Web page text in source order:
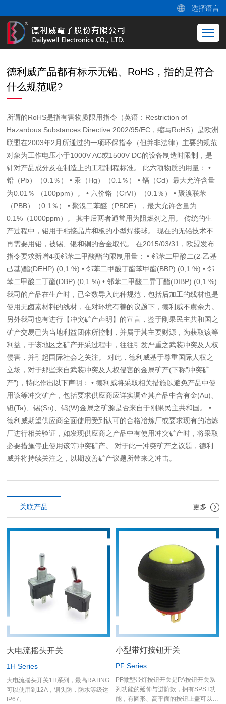
选择语言
德利威产品都有标示无铅、RoHS，指的是符合
什么规范呢?
所谓的RoHS是指有害物质限用指令（英语：Restriction of
Hazardous Substances Directive 2002/95/EC，缩写RoHS）是欧洲
联盟在2003年2月所通过的一项环保指令（但并非法律）主要的规范
对象为工作电压小于1000V AC或1500V DC的设备制造时限制，是
针对产品成分及在制造上的工程制程标准。 此六项物质的用量： •
铅（Pb）（0.1％） • 汞（Hg）（0.1％） • 镉（Cd）最大允许含量
为0.01％ （100ppm）。 • 六价铬（CrVI）（0.1％） • 聚溴联苯
（PBB）（0.1％） • 聚溴二苯醚（PBDE），最大允许含量为
0.1%（1000ppm）。 其中后两者通常用为阻燃剂之用。 传统的生
产过程中，铅用于粘接晶片和板的小型焊接球。 现在的无铅技术不
再需要用铅，被锡、银和铜的合金取代。 在2015/03/31，欧盟发布
指令要求新增4项邻苯二甲酸酯的限制用量： • 邻苯二甲酸二(2-乙基
己基)酯(DEHP) (0,1 %) • 邻苯二甲酸丁酯苯甲酯(BBP) (0,1 %) • 邻
苯二甲酸二丁酯(DBP) (0,1 %) • 邻苯二甲酸二异丁酯(DIBP) (0,1 %)
我司的产品在生产时，已全数导入此种规范，包括后加工的线材也是
使用无卤素材料的线材，在对环境有善的议题下，德利威不虞余力。
另外我司也有进行【冲突矿产声明】的宣言，鉴于刚果民主共和国之
矿产交易已为当地利益团体所控制，并属于其主要财源，为获取该等
利益，于该地区之矿产开采过程中，往往引发严重之武装冲突及人权
侵害，并引起国际社会之关注。 对此，德利威基于尊重国际人权之
立场，对于那些来自武装冲突及人权侵害的金属矿产(下称”冲突矿
产”)，特此作出以下声明： • 德利威将采取相关措施以避免产品中使
用该等冲突矿产，包括要求供应商应详实调查其产品中含有金(Au)、
钽(Ta)、锡(Sn)、钨(W)金属之矿源是否来自于刚果民主共和国。 •
德利威期望供应商全面使用受到认可的合格冶炼厂或要求现有的冶炼
厂进行相关验证，如发现供应商之产品中有使用冲突矿产时，将采取
必要措施停止使用该等冲突矿产。 对于此一冲突矿产之议题，德利
威并将持续关注之，以期改善矿产议题所带来之冲击。
关联产品 更多
大电流摇头开关
1H Series
大电流摇头开关1H系列，最高RATING
可以使用到12A，铜头防，防水等级达
IP67。
小型带灯按钮开关
PF Series
PF微型带灯按钮开关是PA按钮开关系
列功能的延伸与进阶款，拥有SPST功
能，有圆形、高平面的按钮上盖可以选